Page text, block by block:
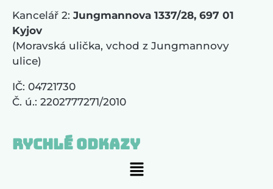
Kancelář 2: Jungmannova 1337/28, 697 01
Kyjov
(Moravská ulička, vchod z Jungmannovy
ulice)
IČ: 04721730
Č. ú.: 2202777271/2010
Rychlé odkazy